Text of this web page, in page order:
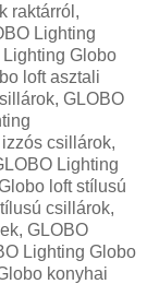
raktárról,
Lighting
Globo
loft asztali
GLOBO
csillárok,
Lighting
loft stílusú
csillárok,
GLOBO
Lighting Globo
konyhai